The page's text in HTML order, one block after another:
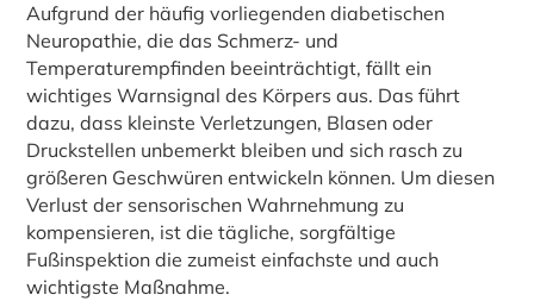
Aufgrund der häufig vorliegenden diabetischen
Neuropathie, die das Schmerz- und
Temperaturempfinden beeinträchtigt, fällt ein
wichtiges Warnsignal des Körpers aus. Das führt
dazu, dass kleinste Verletzungen, Blasen oder
Druckstellen unbemerkt bleiben und sich rasch zu
größeren Geschwüren entwickeln können. Um diesen
Verlust der sensorischen Wahrnehmung zu
kompensieren, ist die tägliche, sorgfältige
Fußinspektion die zumeist einfachste und auch
wichtigste Maßnahme.